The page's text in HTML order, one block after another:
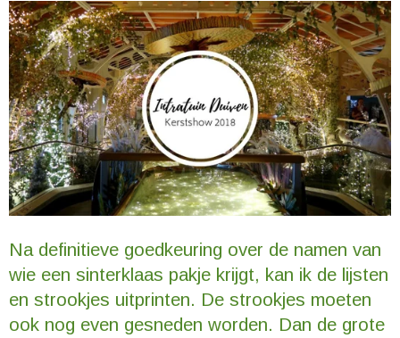
Na definitieve goedkeuring over de namen van
wie een sinterklaas pakje krijgt, kan ik de lijsten
en strookjes uitprinten. De strookjes moeten
ook nog even gesneden worden. Dan de grote